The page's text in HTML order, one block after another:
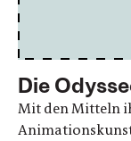
Die
Mit den Mitteln